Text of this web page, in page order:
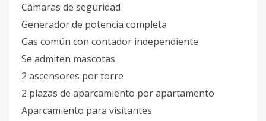
Cámaras de seguridad
Generador de potencia completa
Gas común con contador independiente
Se admiten mascotas
2 ascensores por torre
2 plazas de aparcamiento por apartamento
Aparcamiento para visitantes